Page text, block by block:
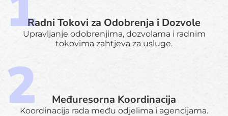
Radni Tokovi za Odobrenja i Dozvole
Upravljanje odobrenjima, dozvolama i radnim
tokovima zahtjeva za usluge.
Međuresorna Koordinacija
Koordinacija rada među odjelima i agencijama.